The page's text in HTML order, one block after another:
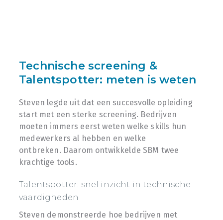
Technische screening &
Talentspotter: meten is weten
Steven legde uit dat een succesvolle opleiding
start met een sterke screening. Bedrijven
moeten immers eerst weten welke skills hun
medewerkers al hebben en welke
ontbreken. Daarom ontwikkelde SBM twee
krachtige tools.
Talentspotter: snel inzicht in technische
vaardigheden
Steven demonstreerde hoe bedrijven met